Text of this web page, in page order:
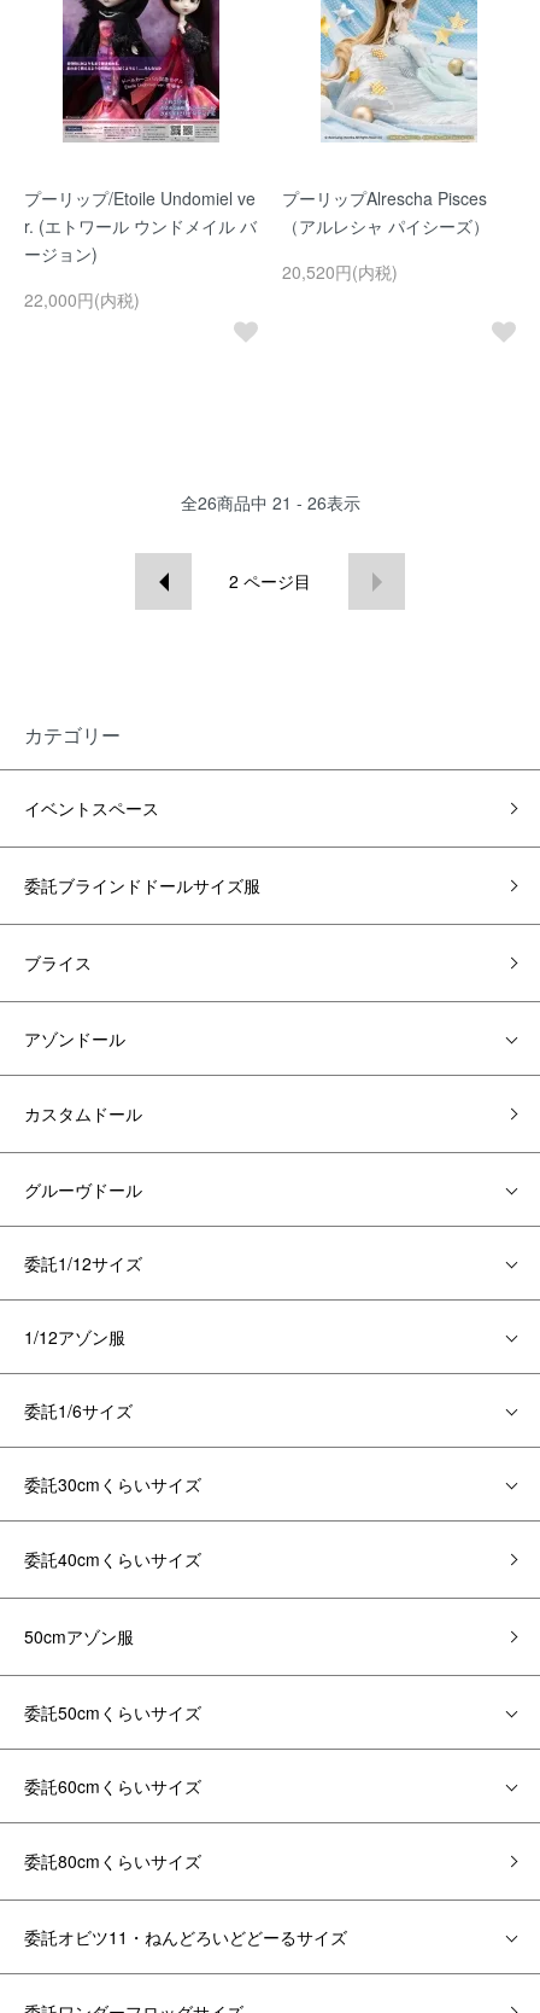
プーリップ/Etoile Undomiel ve
r. (エトワール ウンドメイル バ
ージョン)
22,000円(内税)
プーリップAlrescha Pisces
（アルレシャ パイシーズ）
20,520円(内税)
全26商品中 21 - 26表示
2 ページ目
カテゴリー
イベントスペース
委託ブラインドドールサイズ服
ブライス
アゾンドール
カスタムドール
グルーヴドール
委託1/12サイズ
1/12アゾン服
委託1/6サイズ
委託30cmくらいサイズ
委託40cmくらいサイズ
50cmアゾン服
委託50cmくらいサイズ
委託60cmくらいサイズ
委託80cmくらいサイズ
委託オビツ11・ねんどろいどどーるサイズ